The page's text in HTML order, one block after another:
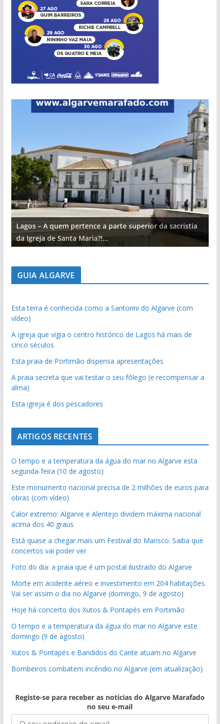
Lagos – A quem pertence a parte superior da sacristia
da Igreja de Santa Maria?!…
GUIA ALGARVE
Esta terra é conhecida como a Santorini do Algarve (com
vídeo)
A igreja que vigia o centro histórico de Lagos há mais de
cinco séculos
Esta praia de Portimão dispensa apresentações
A praia secreta que vai testar o seu fôlego (e recompensar a
alma)
Esta igreja é dos pescadores
ARTIGOS RECENTES
O tempo e a temperatura da água do mar no Algarve esta
segunda-feira (10 de agosto)
Este monumento nacional precisa de 2 milhões de euros para
obras (com vídeo)
Calor extremo: Algarve e Alentejo dividem máxima nacional
acima dos 40 graus
Está quase a chegar mais um Festival do Marisco. Saiba que
concertos vai poder ver
Foto do dia: a praia que é um postal ilustrado do Algarve
Morte em acidente aéreo e investimento em 204 habitações.
Vai ser assim o dia no Algarve (domingo, 9 de agosto)
Hoje há concerto dos Xutos & Pontapés em Portimão
O tempo e a temperatura da água do mar no Algarve este
domingo (9 de agosto)
Xutos & Pontapés e Bandidos do Cante atuam no Algarve
Bombeiros combatem incêndio no Algarve (em atualização)
Registe-se para receber as notícias do Algarve Marafado
no seu e-mail